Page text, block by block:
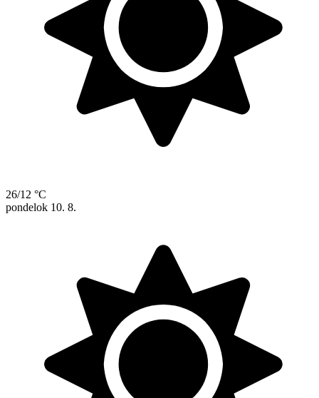
26/12 °C
pondelok 10. 8.